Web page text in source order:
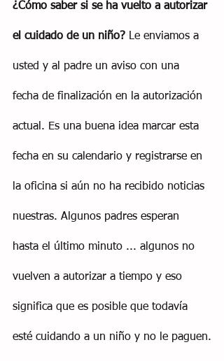
¿Cómo saber si se ha vuelto a autorizar
el cuidado de un niño? Le enviamos a
usted y al padre un aviso con una
fecha de finalización en la autorización
actual. Es una buena idea marcar esta
fecha en su calendario y registrarse en
la oficina si aún no ha recibido noticias
nuestras. Algunos padres esperan
hasta el último minuto ... algunos no
vuelven a autorizar a tiempo y eso
significa que es posible que todavía
esté cuidando a un niño y no le paguen.